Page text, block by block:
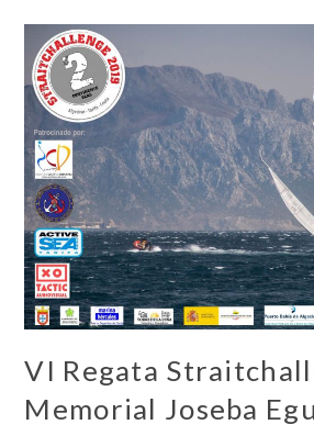
VI Regata
Memorial Joseba